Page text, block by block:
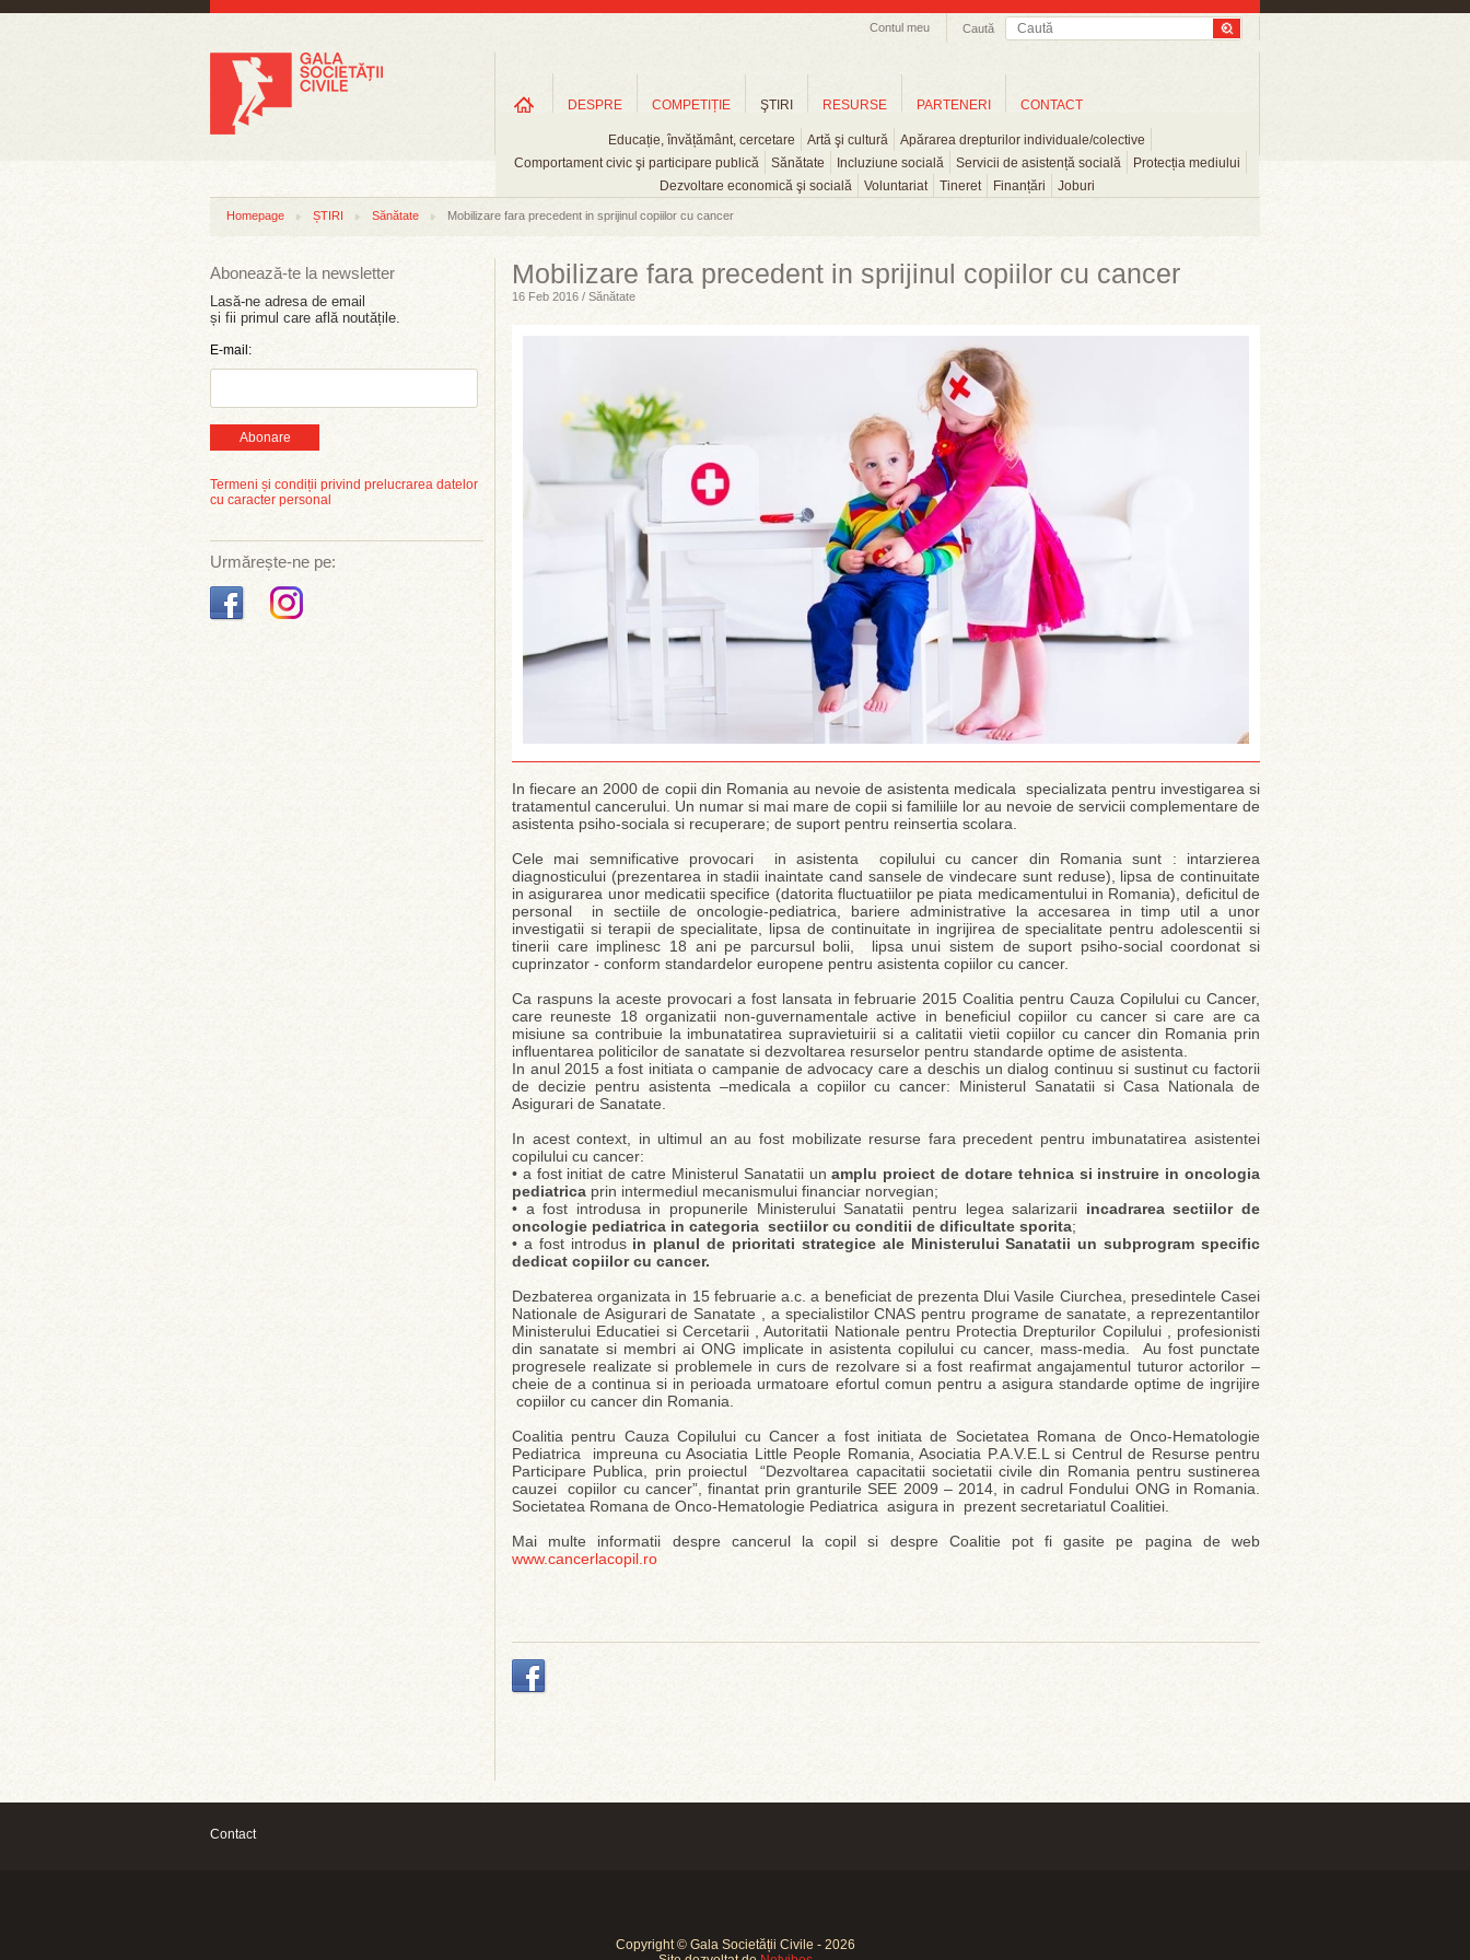
Caută
Contul meu
DESPRE COMPETIȚIE ŞTIRI
Educație, învățământ, cercetare Artă şi cultură
Apărarea drepturilor individuale/colective
Comportament civic şi participare publică
Sănătate Incluziune socială Servicii de asistență socială
Protecția mediului
Dezvoltare economică şi socială
Voluntariat Tineret Finanțări Joburi
RESURSE PARTENERI CONTACT
Homepage ȘTIRI Sănătate Mobilizare fara precedent in sprijinul copiilor cu cancer
Abonează-te la newsletter
Lasă-ne adresa de email
și fii primul care află noutățile.
E-mail:
Abonare
Termeni și condiții privind prelucrarea datelor
cu caracter personal
Urmărește-ne pe:
Mobilizare fara precedent in sprijinul copiilor cu cancer
16 Feb 2016 / Sănătate
In fiecare an 2000 de copii din Romania au nevoie de asistenta medicala specializata pentru investigarea si
tratamentul cancerului. Un numar si mai mare de copii si familiile lor au nevoie de servicii complementare de
asistenta psiho-sociala si recuperare; de suport pentru reinsertia scolara.
Cele mai semnificative provocari in asistenta copilului cu cancer din Romania sunt : intarzierea
diagnosticului (prezentarea in stadii inaintate cand sansele de vindecare sunt reduse), lipsa de continuitate
in asigurarea unor medicatii specifice (datorita fluctuatiilor pe piata medicamentului in Romania), deficitul de
personal in sectiile de oncologie-pediatrica, bariere administrative la accesarea in timp util a unor
investigatii si terapii de specialitate, lipsa de continuitate in ingrijirea de specialitate pentru adolescentii si
tinerii care implinesc 18 ani pe parcursul bolii, lipsa unui sistem de suport psiho-social coordonat si
cuprinzator - conform standardelor europene pentru asistenta copiilor cu cancer.
Ca raspuns la aceste provocari a fost lansata in februarie 2015 Coalitia pentru Cauza Copilului cu Cancer,
care reuneste 18 organizatii non-guvernamentale active in beneficiul copiilor cu cancer si care are ca
misiune sa contribuie la imbunatatirea supravietuirii si a calitatii vietii copiilor cu cancer din Romania prin
influentarea politicilor de sanatate si dezvoltarea resurselor pentru standarde optime de asistenta.
In anul 2015 a fost initiata o campanie de advocacy care a deschis un dialog continuu si sustinut cu factorii
de decizie pentru asistenta –medicala a copiilor cu cancer: Ministerul Sanatatii si Casa Nationala de
Asigurari de Sanatate.
In acest context, in ultimul an au fost mobilizate resurse fara precedent pentru imbunatatirea asistentei
copilului cu cancer:
• a fost initiat de catre Ministerul Sanatatii unamplu proiect de dotare tehnica si instruire in oncologia
pediatrica prin intermediul mecanismului financiar norvegian;
• a fost introdusa in propunerile Ministerului Sanatatii pentru legea salarizarii incadrarea sectiilor de
oncologie pediatrica in categoria sectiilor cu conditii de dificultate sporita;
• a fost introdus in planul de prioritati strategice ale Ministerului Sanatatii un subprogram specific
dedicat copiilor cu cancer.
Dezbaterea organizata in 15 februarie a.c. a beneficiat de prezenta Dlui Vasile Ciurchea, presedintele Casei
Nationale de Asigurari de Sanatate , a specialistilor CNAS pentru programe de sanatate, a reprezentantilor
Ministerului Educatiei si Cercetarii , Autoritatii Nationale pentru Protectia Drepturilor Copilului , profesionisti
din sanatate si membri ai ONG implicate in asistenta copilului cu cancer, mass-media. Au fost punctate
progresele realizate si problemele in curs de rezolvare si a fost reafirmat angajamentul tuturor actorilor –
cheie de a continua si in perioada urmatoare efortul comun pentru a asigura standarde optime de ingrijire
copiilor cu cancer din Romania.
Coalitia pentru Cauza Copilului cu Cancer a fost initiata de Societatea Romana de Onco-Hematologie
Pediatrica impreuna cu Asociatia Little People Romania, Asociatia P.A.V.E.L si Centrul de Resurse pentru
Participare Publica, prin proiectul “Dezvoltarea capacitatii societatii civile din Romania pentru sustinerea
cauzei copiilor cu cancer”, finantat prin granturile SEE 2009 – 2014, in cadrul Fondului ONG in Romania.
Societatea Romana de Onco-Hematologie Pediatrica asigura in prezent secretariatul Coalitiei.
Mai multe informatii despre cancerul la copil si despre Coalitie pot fi gasite pe pagina de web
www.cancerlacopil.ro
Contact
Copyright © Gala Societății Civile - 2026